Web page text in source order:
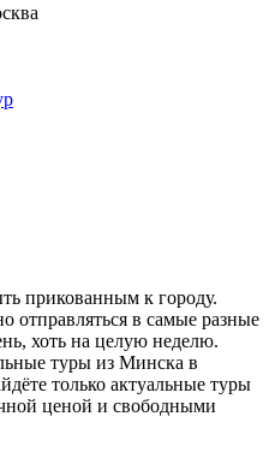
прикованным к городу.
отправляться в самые разные
хоть на целую неделю.
туры из Минска в
только актуальные туры
ценой и свободными